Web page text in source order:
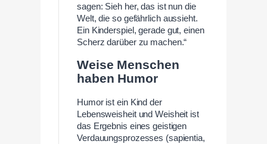
sagen: Sieh her, das ist nun die
Welt, die so gefährlich aussieht.
Ein Kinderspiel, gerade gut, einen
Scherz darüber zu machen.“
Weise Menschen
haben Humor
Humor ist ein Kind der
Lebensweisheit und Weisheit ist
das Ergebnis eines geistigen
Verdauungsprozesses (sapientia,